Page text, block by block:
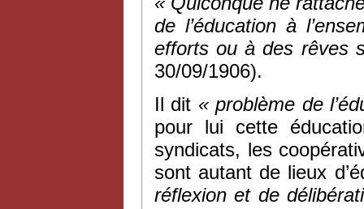
de l’éducation à
efforts ou à des rêves
30/09/1906).
Il dit « problème de
pour lui cette
syndicats, les
sont autant de lieux
réflexion et de